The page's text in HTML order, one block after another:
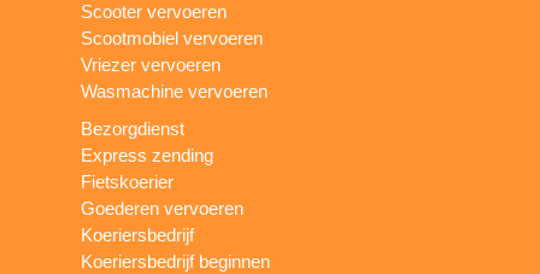
Scooter vervoeren
Scootmobiel vervoeren
Vriezer vervoeren
Wasmachine vervoeren
Bezorgdienst
Express zending
Fietskoerier
Goederen vervoeren
Koeriersbedrijf
Koeriersbedrijf beginnen